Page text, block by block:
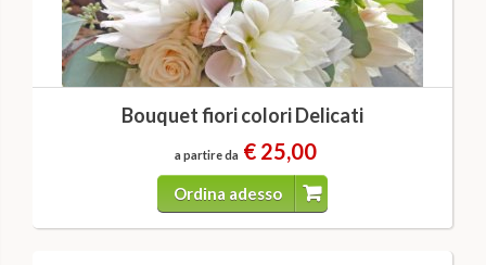
Bouquet fiori colori Delicati
a partire da € 25,00
Ordina adesso